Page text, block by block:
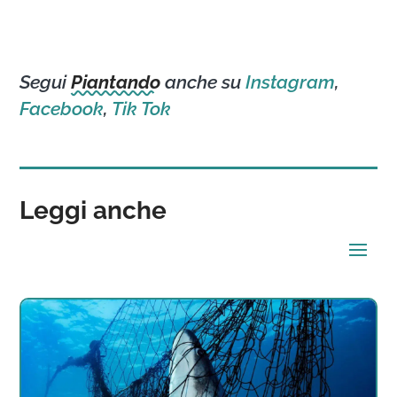
SeguiPiantando anche suInstagram,
Facebook, Tik Tok
Leggi anche